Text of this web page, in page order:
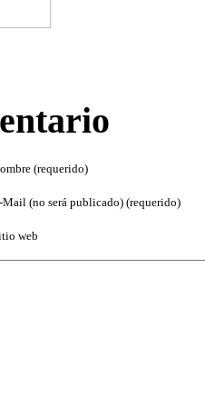
(requerido)
Mail (no será publicado) (requerido)
web